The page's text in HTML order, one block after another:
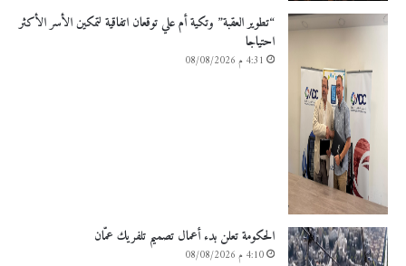
“تطوير العقبة” وتكية أم علي توقعان اتفاقية لتمكين الأسر الأكثر
احتياجا
4:31 م 08/08/2026
الحكومة تعلن بدء أعمال تصميم تلفريك عمّان
4:10 م 08/08/2026